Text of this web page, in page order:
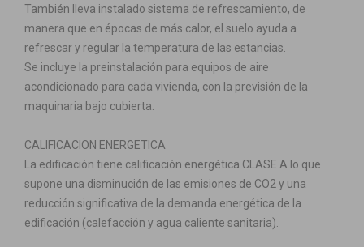
También lleva instalado sistema de refrescamiento, de
manera que en épocas de más calor, el suelo ayuda a
refrescar y regular la temperatura de las estancias.
Se incluye la preinstalación para equipos de aire
acondicionado para cada vivienda, con la previsión de la
maquinaria bajo cubierta.
CALIFICACION ENERGETICA
La edificación tiene calificación energética CLASE A lo que
supone una disminución de las emisiones de CO2 y una
reducción significativa de la demanda energética de la
edificación (calefacción y agua caliente sanitaria).